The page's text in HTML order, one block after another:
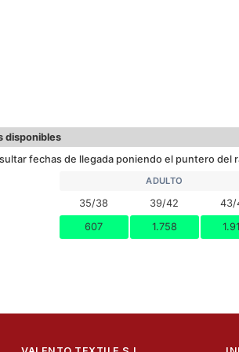
disponibles
fechas de llegada poniendo el puntero del
ADULTO
35/38 39/42
43/
607 1.758